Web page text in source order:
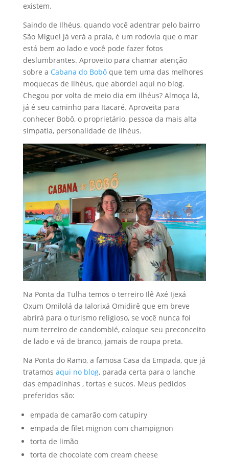
existem.
Saindo de Ilhéus, quando você adentrar pelo bairro
São Miguel já verá a praia, é um rodovia que o mar
está bem ao lado e você pode fazer fotos
deslumbrantes. Aproveito para chamar atenção
sobre a Cabana do Bobôque tem uma das melhores
moquecas de Ilhéus, que abordei aqui no blog.
Chegou por volta de meio dia em ilhéus? Almoça lá,
já é seu caminho para Itacaré. Aproveita para
conhecer Bobô, o proprietário, pessoa da mais alta
simpatia, personalidade de Ilhéus.
Na Ponta da Tulha temos o terreiro Ilê Axé Ijexá
Oxum Omilolá da Ialorixá Omidirê que em breve
abrirá para o turismo religioso, se você nunca foi
num terreiro de candomblé, coloque seu preconceito
de lado e vá de branco, jamais de roupa preta.
Na Ponta do Ramo, a famosa Casa da Empada, que já
tratamos aqui no blog, parada certa para o lanche
das empadinhas , tortas e sucos. Meus pedidos
preferidos são:
empada de camarão com catupiry
empada de filet mignon com champignon
torta de limão
torta de chocolate com cream cheese